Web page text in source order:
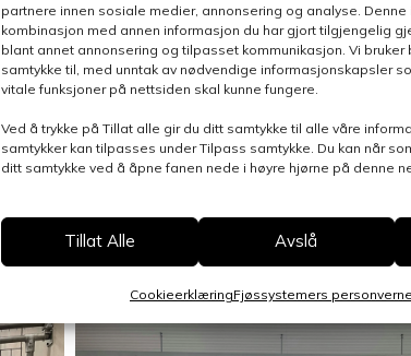
partnere innen sosiale medier, annonsering og analyse.
kombinasjon med annen informasjon du har gjort tilgjengelig
blant annet annonsering og tilpasset kommunikasjon. Vi
samtykke til, med unntak av nødvendige informasjonskapsler
vitale funksjoner på nettsiden skal kunne fungere.
Ved å trykke på Tillat alle gir du ditt samtykke til alle våre
samtykker kan tilpasses under Tilpass samtykke. Du kan når
ditt samtykke ved å åpne fanen nede i høyre hjørne på denne
Tillat Alle Avslå
CookieerklæringFjøssystemers